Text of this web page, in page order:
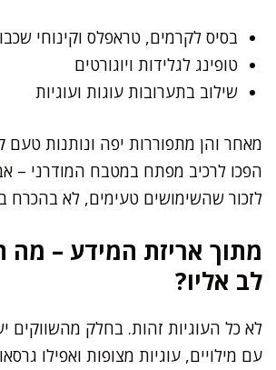
בסיס לקרמים, טראפלס וקינוחי
טופינג לגלידות ויוגורטים
שילוב בתערובות עוגות ועוגיות
מאחר והן מתפוררות יפה ונותנות טעם
הפכו לרכיב מפתח במטבח המודרני –
לזכור שהשימושים טעימים, לא בהכרח
מתוך אריזת המידע – מה
לב אליו?
לא כל העוגיות זהות. בחלק מהשווקים
עם מילויים, עוגיות מצופות ואפילו